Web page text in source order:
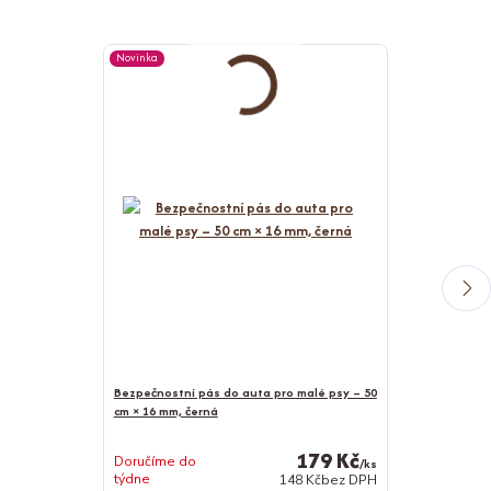
Novinka
Bezpečnostní pás do auta pro malé psy – 50
cm × 16 mm, černá
179 Kč/ks
148 Kčbez DPH
Doručíme do
týdne